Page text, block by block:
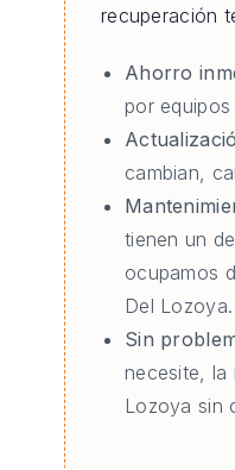
recuperación
Ahorro
por
cambian,
tienen un
ocupamos
Del Lozoya.
Sin
necesite, la
Lozoya sin